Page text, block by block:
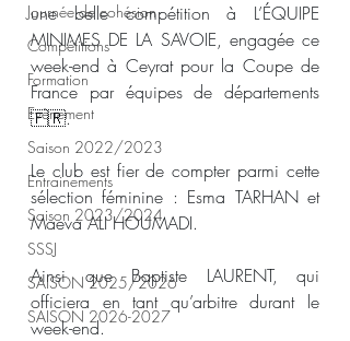
Journée de cohésion
Compétitions
Formation
Evènement
Saison 2022/2023
Entrainements
Saison 2023/2024
SSSJ
SAISON 2025/2026
SAISON 2026-2027
une belle compétition à L’ÉQUIPE
MINIMES DE LA SAVOIE, engagée ce
week-end à Ceyrat pour la Coupe de
France par équipes de départements
🇫🇷.
Le club est fier de compter parmi cette
sélection féminine : Esma TARHAN et
Maeva ALI HOUMADI.
Ainsi que Baptiste LAURENT, qui
officiera en tant qu’arbitre durant le
week-end.